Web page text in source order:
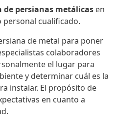
persianas metálicas en
cualificado.
de metal para poner
colaboradores
el lugar para
y determinar cuál es la
instalar. El propósito de
en cuanto a